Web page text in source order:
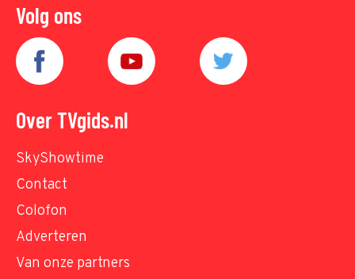
Volg ons
Over TVgids.nl
SkyShowtime
Contact
Colofon
Adverteren
Van onze partners